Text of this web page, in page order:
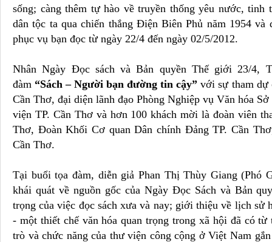
sống; càng thêm tự hào về truyền thống yêu nước, tinh
dân tộc ta qua chiến thắng Điện Biên Phủ năm 1954 và
phục vụ bạn đọc từ ngày 22/4 đến ngày 02/5/2012.
Nhân Ngày Đọc sách và Bản quyền Thế giới 23/4,
đàm “Sách – Người bạn đường tin cậy”với sự tham dự
Cần Thơ, đại diện lãnh đạo Phòng Nghiệp vụ Văn hóa
viện TP. Cần Thơ và hơn 100 khách mời là đoàn viên
Thơ, Đoàn Khối Cơ quan Dân chính Đảng TP. Cần
Cần Thơ.
Tại buổi tọa đàm, diễn giả Phan Thị Thùy Giang (Phó
khái quát về nguồn gốc của Ngày Đọc Sách và Bản
trọng của việc đọc sách xưa và nay; giới thiệu về lịch sử
- một thiết chế văn hóa quan trọng trong xã hội đã có
trò và chức năng của thư viện công cộng ở Việt Nam